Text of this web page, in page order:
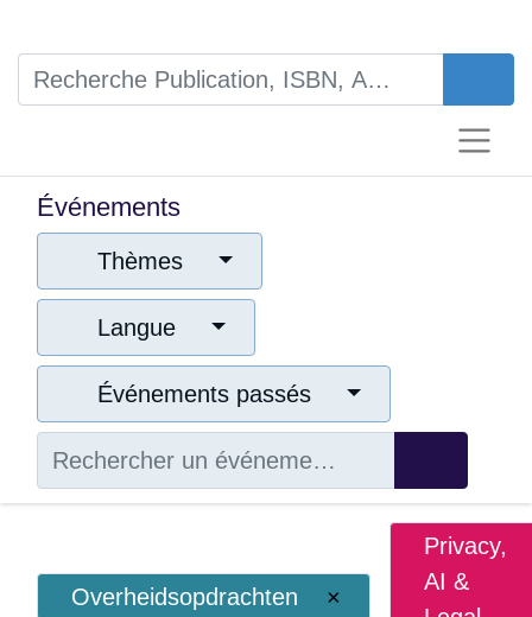
Événements
Thèmes
Langue
Événements passés
Overheidsopdrachten ×
Privacy,
AI &